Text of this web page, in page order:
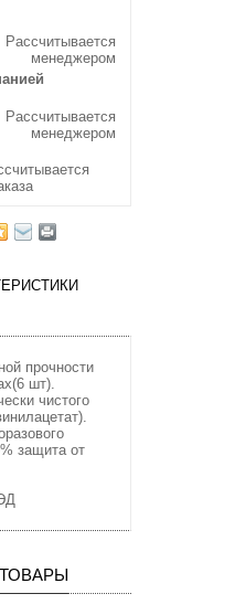
Рассчитывается
менеджером
Рассчитывается
менеджером
прочности
шт).
чистого
защита от